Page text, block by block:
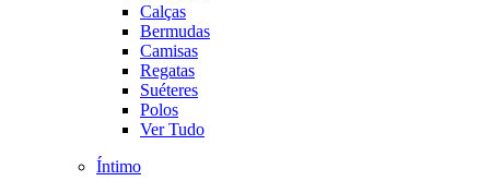
Calças
Bermudas
Camisas
Regatas
Suéteres
Polos
Ver Tudo
Íntimo